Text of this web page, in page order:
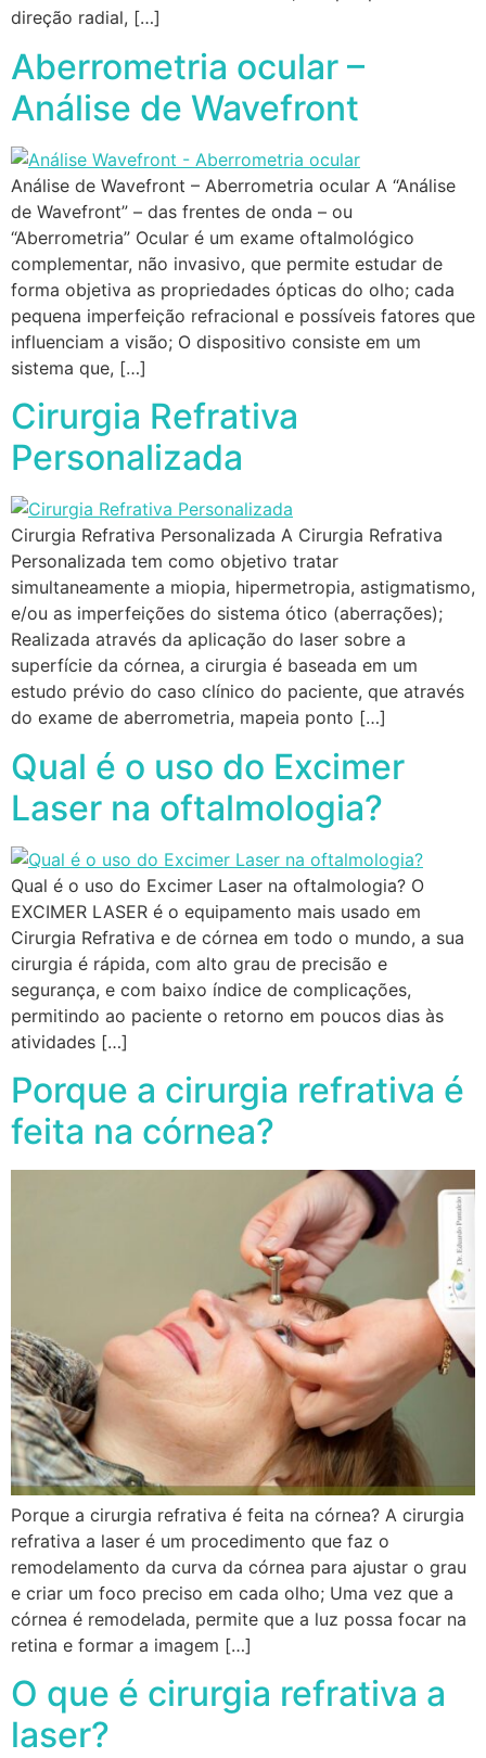
direção radial, […]
Aberrometria ocular –
Análise de Wavefront
Análise de Wavefront – Aberrometria ocular A “Análise
de Wavefront” – das frentes de onda – ou
“Aberrometria” Ocular é um exame oftalmológico
complementar, não invasivo, que permite estudar de
forma objetiva as propriedades ópticas do olho; cada
pequena imperfeição refracional e possíveis fatores que
influenciam a visão; O dispositivo consiste em um
sistema que, […]
Cirurgia Refrativa
Personalizada
Cirurgia Refrativa Personalizada A Cirurgia Refrativa
Personalizada tem como objetivo tratar
simultaneamente a miopia, hipermetropia, astigmatismo,
e/ou as imperfeições do sistema ótico (aberrações);
Realizada através da aplicação do laser sobre a
superfície da córnea, a cirurgia é baseada em um
estudo prévio do caso clínico do paciente, que através
do exame de aberrometria, mapeia ponto […]
Qual é o uso do Excimer
Laser na oftalmologia?
Qual é o uso do Excimer Laser na oftalmologia? O
EXCIMER LASER é o equipamento mais usado em
Cirurgia Refrativa e de córnea em todo o mundo, a sua
cirurgia é rápida, com alto grau de precisão e
segurança, e com baixo índice de complicações,
permitindo ao paciente o retorno em poucos dias às
atividades […]
Porque a cirurgia refrativa é
feita na córnea?
Porque a cirurgia refrativa é feita na córnea? A cirurgia
refrativa a laser é um procedimento que faz o
remodelamento da curva da córnea para ajustar o grau
e criar um foco preciso em cada olho; Uma vez que a
córnea é remodelada, permite que a luz possa focar na
retina e formar a imagem […]
O que é cirurgia refrativa a
laser?